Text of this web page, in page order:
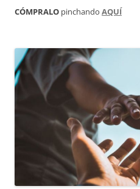
CÓMPRALO pinchando AQUÍ